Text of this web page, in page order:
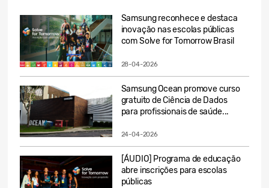
Samsung reconhece e destaca
inovação nas escolas públicas
com Solve for Tomorrow Brasil
28-04-2026
Samsung Ocean promove curso
gratuito de Ciência de Dados
para profissionais de saúde...
24-04-2026
[ÁUDIO] Programa de educação
abre inscrições para escolas
públicas